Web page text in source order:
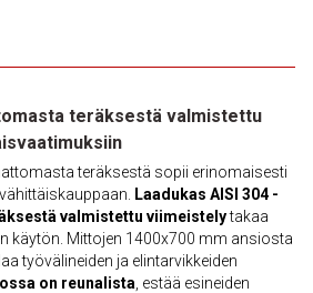
teräksestä valmistettu
teräksestä sopii erinomaisesti
Laadukas AISI 304 -
valmistettu viimeistelytakaa
käytön. Mittojen 1400x700 mm ansiosta
työvälineiden ja elintarvikkeiden
on reunalista , estää esineiden